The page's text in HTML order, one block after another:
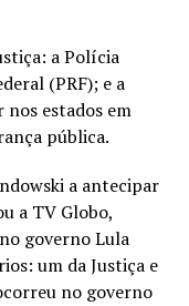
a Polícia
(PRF); e a
nos estados em
pública.
a antecipar
a TV Globo,
governo Lula
um da Justiça e
no governo